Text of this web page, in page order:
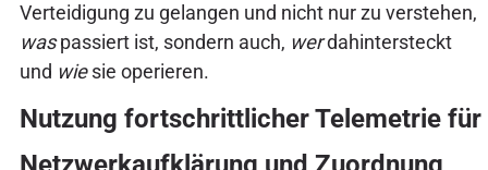
Verteidigung zu gelangen und nicht nur zu verstehen,
waspassiert ist, sondern auch, werdahintersteckt
und wiesie operieren.
Nutzung fortschrittlicher Telemetrie für